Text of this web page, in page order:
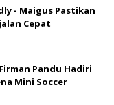
- Maigus Pastikan
Cepat
Pandu Hadiri
Mini Soccer